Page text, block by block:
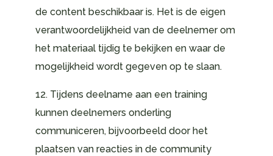
de content beschikbaar is. Het is de eigen
verantwoordelijkheid van de deelnemer om
het materiaal tijdig te bekijken en waar de
mogelijkheid wordt gegeven op te slaan.
12. Tijdens deelname aan een training
kunnen deelnemers onderling
communiceren, bijvoorbeeld door het
plaatsen van reacties in de community